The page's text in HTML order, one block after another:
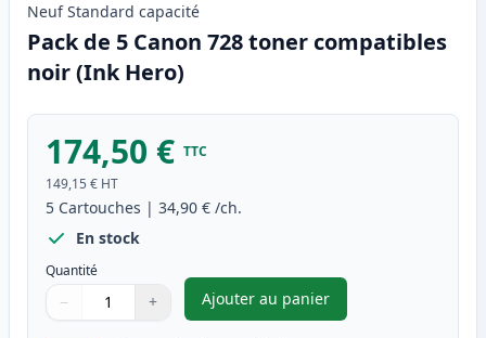
Neuf Standard capacité
Pack de 5 Canon 728 toner compatibles
noir (Ink Hero)
174,50 € TTC
149,15 € HT
5 Cartouches | 34,90 € /ch.
En stock
Quantité
Quantité
Utilisez les boutons pour ajuster
− +
Quantité
Ajouter au panier
,Pack de 5 Canon 728 toner